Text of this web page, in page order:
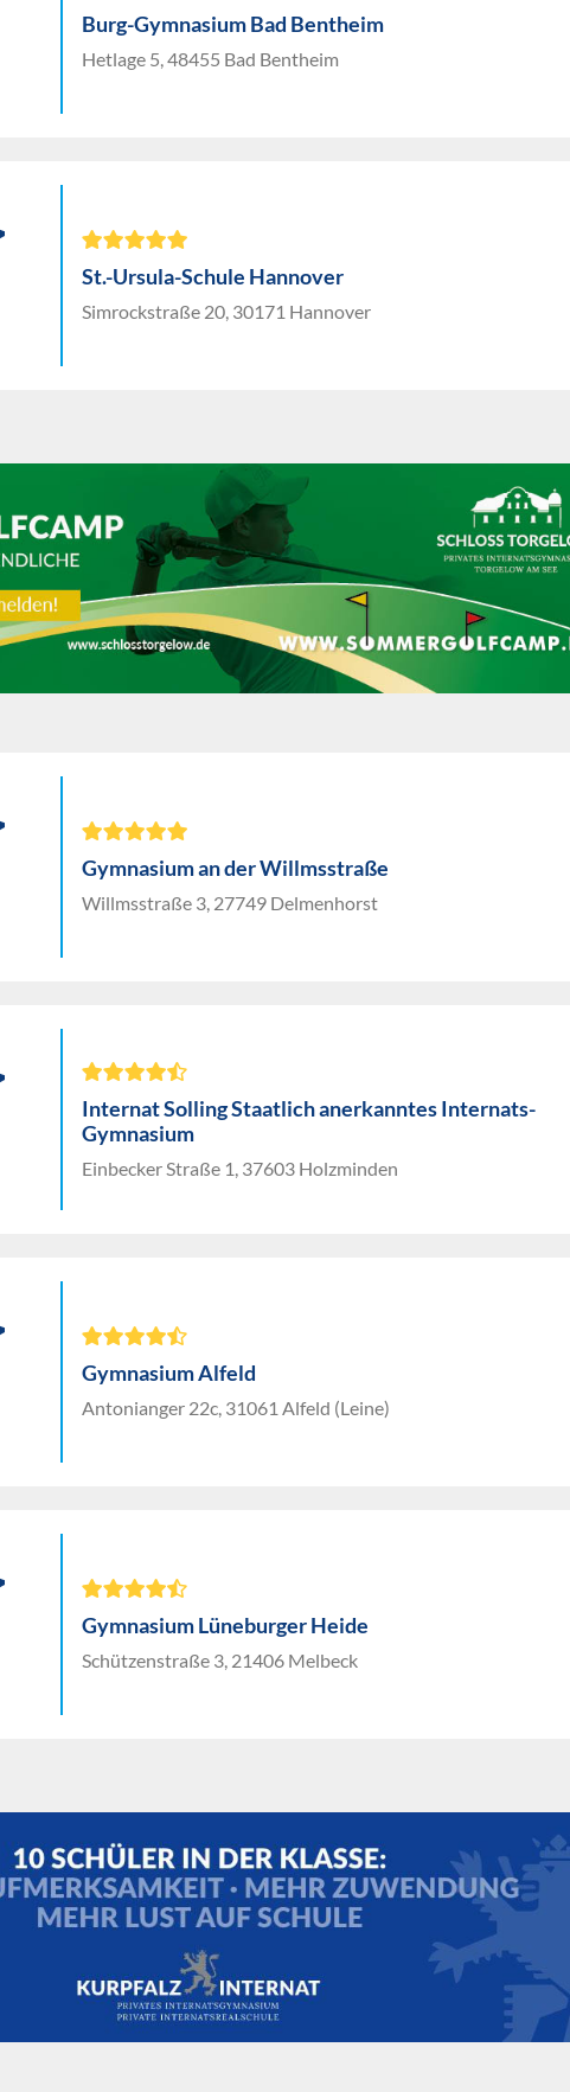
Burg-Gymnasium Bad Bentheim
Hetlage 5, 48455 Bad Bentheim
St.-Ursula-Schule Hannover
Simrockstraße 20, 30171 Hannover
Gymnasium an der Willmsstraße
Willmsstraße 3, 27749 Delmenhorst
Internat Solling Staatlich anerkanntes Internats-
Gymnasium
Einbecker Straße 1, 37603 Holzminden
Gymnasium Alfeld
Antonianger 22c, 31061 Alfeld (Leine)
Gymnasium Lüneburger Heide
Schützenstraße 3, 21406 Melbeck